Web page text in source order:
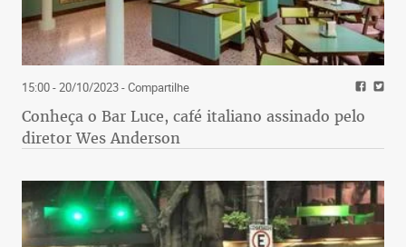
15:00 - 20/10/2023- Compartilhe
Conheça o Bar Luce, café italiano assinado pelo
diretor Wes Anderson